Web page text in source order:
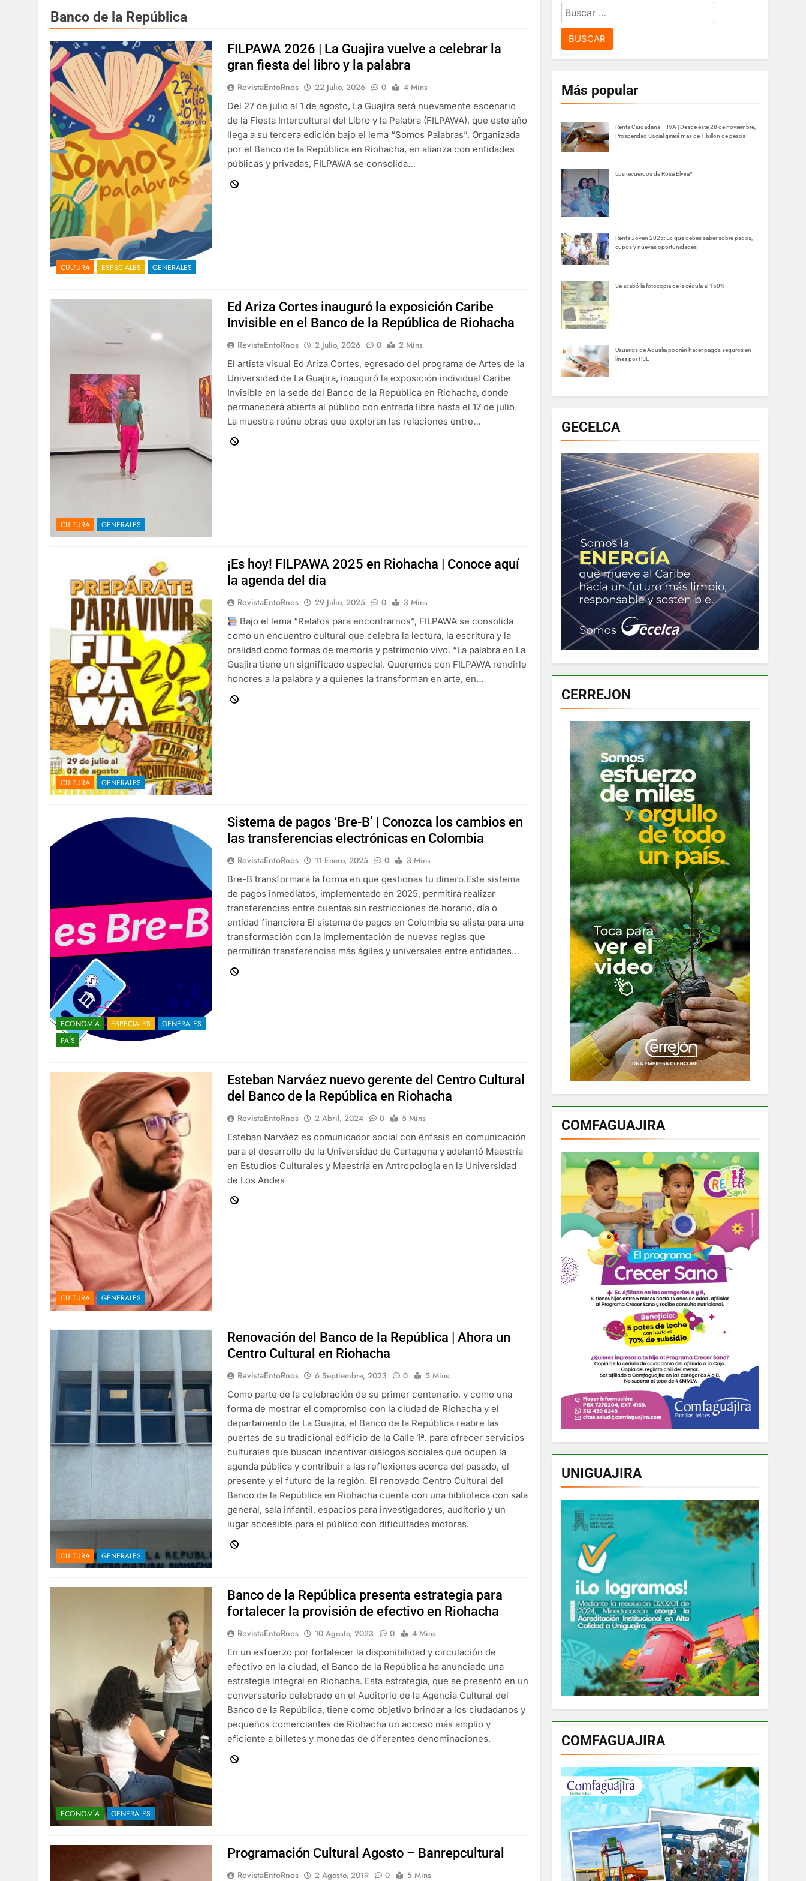
Banco de la República
CULTURA ESPECIALES GENERALES
FILPAWA 2026 | La Guajira vuelve a celebrar la
gran fiesta del libro y la palabra
RevistaEntoRnos 22 Julio, 2026 0
4 Mins
Del 27 de julio al 1 de agosto, La Guajira será nuevamente escenario
de la Fiesta Intercultural del Libro y la Palabra (FILPAWA), que este año
llega a su tercera edición bajo el lema “Somos Palabras”. Organizada
por el Banco de la República en Riohacha, en alianza con entidades
públicas y privadas, FILPAWA se consolida…
CULTURA GENERALES
Ed Ariza Cortes inauguró la exposición Caribe
Invisible en el Banco de la República de Riohacha
RevistaEntoRnos 2 Julio, 2026 0
2 Mins
El artista visual Ed Ariza Cortes, egresado del programa de Artes de la
Universidad de La Guajira, inauguró la exposición individual Caribe
Invisible en la sede del Banco de la República en Riohacha, donde
permanecerá abierta al público con entrada libre hasta el 17 de julio.
La muestra reúne obras que exploran las relaciones entre…
CULTURA GENERALES
¡Es hoy! FILPAWA 2025 en Riohacha | Conoce aquí
la agenda del día
RevistaEntoRnos 29 Julio, 2025 0
3 Mins
Bajo el lema “Relatos para encontrarnos”, FILPAWA se consolida
como un encuentro cultural que celebra la lectura, la escritura y la
oralidad como formas de memoria y patrimonio vivo. “La palabra en La
Guajira tiene un significado especial. Queremos con FILPAWA rendirle
honores a la palabra y a quienes la transforman en arte, en…
ECONOMÍA ESPECIALES
GENERALES
PAÍS
Sistema de pagos ‘Bre-B’ | Conozca los cambios en
las transferencias electrónicas en Colombia
RevistaEntoRnos 11 Enero, 2025 0
3 Mins
Bre-B transformará la forma en que gestionas tu dinero.Este sistema
de pagos inmediatos, implementado en 2025, permitirá realizar
transferencias entre cuentas sin restricciones de horario, día o
entidad financiera El sistema de pagos en Colombia se alista para una
transformación con la implementación de nuevas reglas que
permitirán transferencias más ágiles y universales entre entidades…
CULTURA GENERALES
Esteban Narváez nuevo gerente del Centro Cultural
del Banco de la República en Riohacha
RevistaEntoRnos 2 Abril, 2024 0
5 Mins
Esteban Narváez es comunicador social con énfasis en comunicación
para el desarrollo de la Universidad de Cartagena y adelantó Maestría
en Estudios Culturales y Maestría en Antropología en la Universidad
de Los Andes
CULTURA GENERALES
Renovación del Banco de la República | Ahora un
Centro Cultural en Riohacha
RevistaEntoRnos 6 Septiembre, 2023 0
5 Mins
Como parte de la celebración de su primer centenario, y como una
forma de mostrar el compromiso con la ciudad de Riohacha y el
departamento de La Guajira, el Banco de la República reabre las
puertas de su tradicional edificio de la Calle 1ª. para ofrecer servicios
culturales que buscan incentivar diálogos sociales que ocupen la
agenda pública y contribuir a las reflexiones acerca del pasado, el
presente y el futuro de la región. El renovado Centro Cultural del
Banco de la República en Riohacha cuenta con una biblioteca con sala
general, sala infantil, espacios para investigadores, auditorio y un
lugar accesible para el público con dificultades motoras.
ECONOMÍA GENERALES
Banco de la República presenta estrategia para
fortalecer la provisión de efectivo en Riohacha
RevistaEntoRnos 10 Agosto, 2023 0
4 Mins
En un esfuerzo por fortalecer la disponibilidad y circulación de
efectivo en la ciudad, el Banco de la República ha anunciado una
estrategia integral en Riohacha. Esta estrategia, que se presentó en un
conversatorio celebrado en el Auditorio de la Agencia Cultural del
Banco de la República, tiene como objetivo brindar a los ciudadanos y
pequeños comerciantes de Riohacha un acceso más amplio y
eficiente a billetes y monedas de diferentes denominaciones.
Programación Cultural Agosto – Banrepcultural
RevistaEntoRnos 2 Agosto, 2019 0 5 Mins
Buscar:
Más popular
Renta Ciudadana – IVA | Desde este 28 de noviembre,
Prosperidad Social girará más de 1 billón de pesos
Los recuerdos de Rosa Elvira*
Renta Joven 2025: Lo que debes saber sobre pagos,
cupos y nuevas oportunidades
Se acabó la fotocopia de la cédula al 150%
Usuarios de Aqualia podrán hacer pagos seguros en
línea por PSE
GECELCA
CERREJON
COMFAGUAJIRA
UNIGUAJIRA
COMFAGUAJIRA